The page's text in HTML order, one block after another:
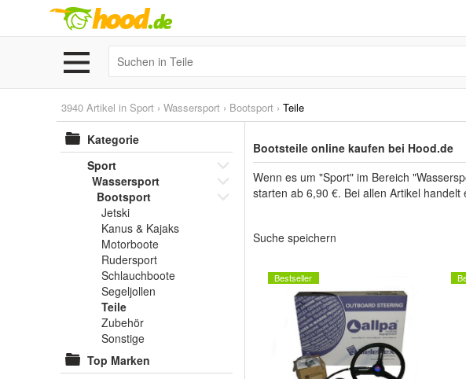
3940 Artikel in Sport › Wassersport › Bootsport › Teile
Kategorie
Sport
Wassersport
Bootsport
Jetski
Kanus & Kajaks
Motorboote
Rudersport
Schlauchboote
Segeljollen
Teile
Zubehör
Sonstige
Top Marken
Bootsteile online kaufen bei Hood.de
Wenn es um "Sport" im Bereich
starten ab 6,90 €. Bei allen Artikel handelt
Suche speichern
Bestseller